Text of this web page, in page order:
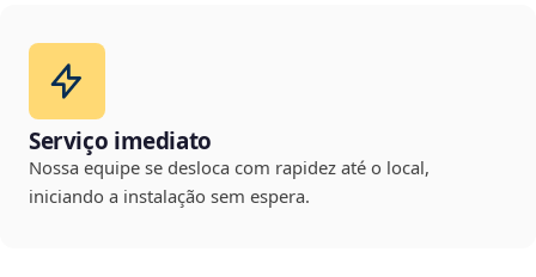
Serviço imediato
Nossa equipe se desloca com rapidez até o local,
iniciando a instalação sem espera.